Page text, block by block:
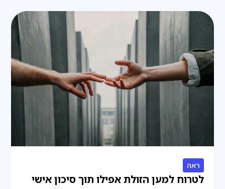
ראה
לטרוח למען הזולת אפילו תוך סיכון אישי